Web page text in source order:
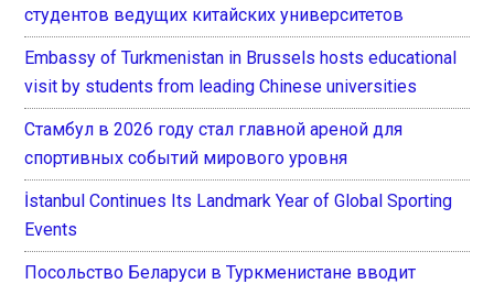
студентов ведущих китайских университетов
Embassy of Turkmenistan in Brussels hosts educational
visit by students from leading Chinese universities
Стамбул в 2026 году стал главной ареной для
спортивных событий мирового уровня
İstanbul Continues Its Landmark Year of Global Sporting
Events
Посольство Беларуси в Туркменистане вводит